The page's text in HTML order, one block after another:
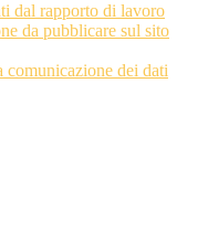
dal rapporto di lavoro
da pubblicare sul sito
comunicazione dei dati